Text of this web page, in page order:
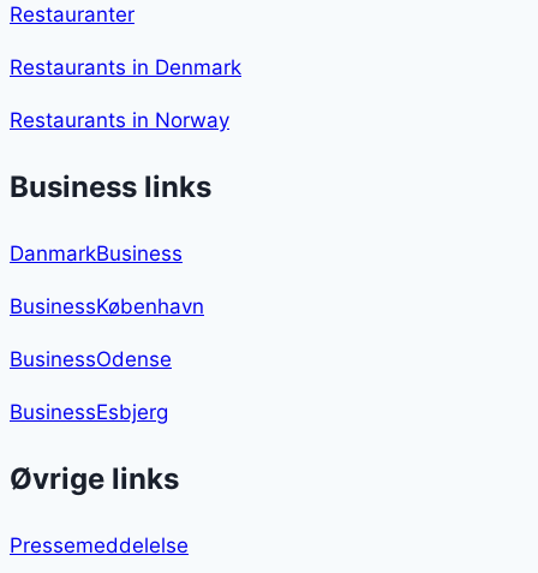
Restauranter
Restaurants in Denmark
Restaurants in Norway
Business links
DanmarkBusiness
BusinessKøbenhavn
BusinessOdense
BusinessEsbjerg
Øvrige links
Pressemeddelelse